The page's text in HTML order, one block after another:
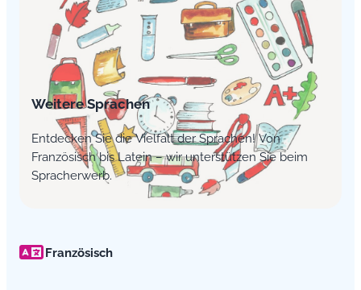
Weitere Sprachen
Entdecken Sie die Vielfalt der Sprachen! Von
Französisch bis Latein – wir unterstützen Sie beim
Spracherwerb.
Französisch